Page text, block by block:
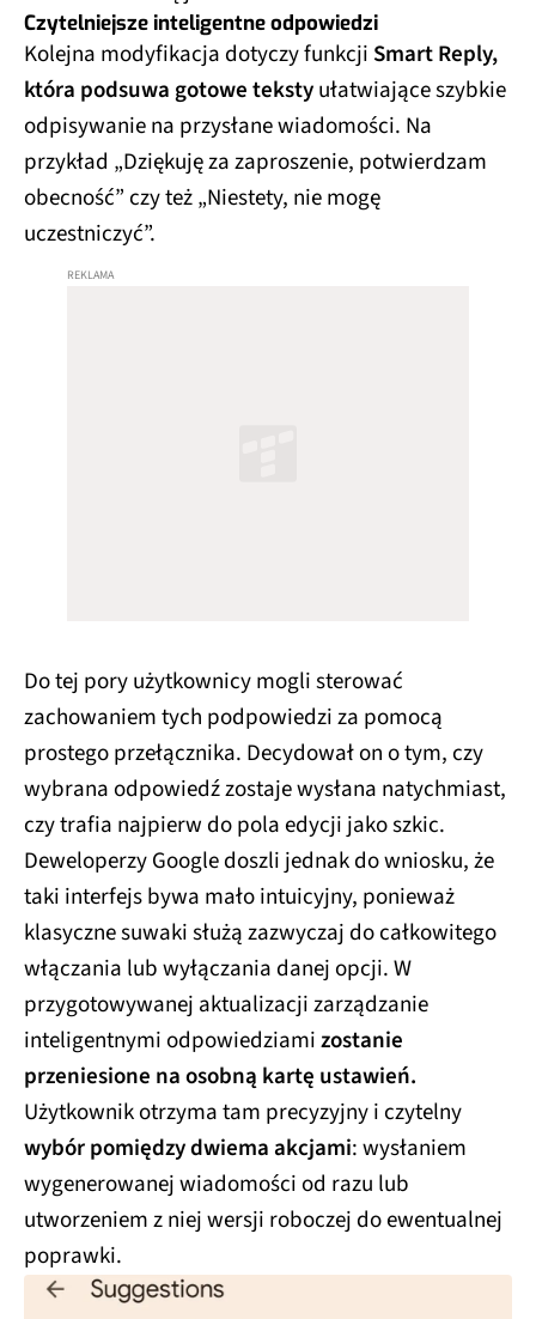
Czytelniejsze inteligentne odpowiedzi
Kolejna modyfikacja dotyczy funkcji Smart Reply,
która podsuwa gotowe tekstyułatwiające szybkie
odpisywanie na przysłane wiadomości. Na
przykład „Dziękuję za zaproszenie, potwierdzam
obecność” czy też „Niestety, nie mogę
uczestniczyć”.
Do tej pory użytkownicy mogli sterować
zachowaniem tych podpowiedzi za pomocą
prostego przełącznika. Decydował on o tym, czy
wybrana odpowiedź zostaje wysłana natychmiast,
czy trafia najpierw do pola edycji jako szkic.
Deweloperzy Google doszli jednak do wniosku, że
taki interfejs bywa mało intuicyjny, ponieważ
klasyczne suwaki służą zazwyczaj do całkowitego
włączania lub wyłączania danej opcji. W
przygotowywanej aktualizacji zarządzanie
inteligentnymi odpowiedziamizostanie
przeniesione na osobną kartę ustawień.
Użytkownik otrzyma tam precyzyjny i czytelny
wybór pomiędzy dwiema akcjami: wysłaniem
wygenerowanej wiadomości od razu lub
utworzeniem z niej wersji roboczej do ewentualnej
poprawki.